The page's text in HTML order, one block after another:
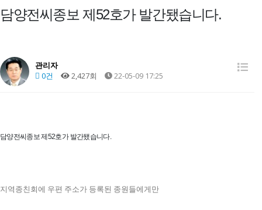
담양전씨종보 제52호가 발간됐습니다.
관리자
0건
2,427회 22-05-09 17:25
담양전씨종보 제52호가 발간됐습니다.
지역종친회에 우편 주소가 등록된 종원들에게만